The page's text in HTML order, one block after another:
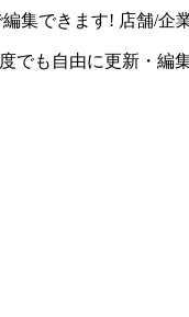
集できます! 店舗/企
でも自由に更新・編